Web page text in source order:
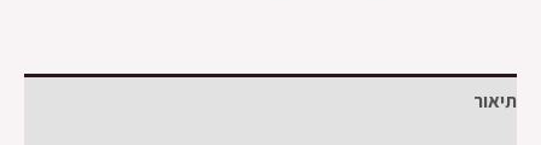
תיאור